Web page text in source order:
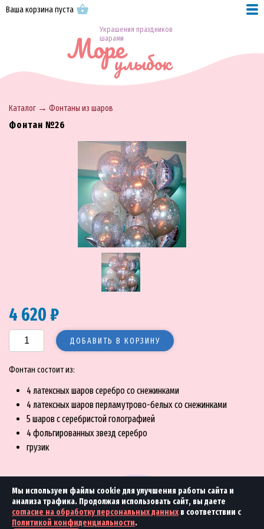
Ваша корзина пуста
Украшения праздников
шарами
Мореулыбок
Каталог → Фонтаны из шаров
Фонтан №26
4 620 ₽
ДОБАВИТЬ В КОРЗИНУ
Фонтан состоит из:
4 латексных шаров серебро со снежинками
4 латексных шаров перламутрово-белых со снежинками
5 шаров с серебристой голографией
4 фольгированных звезд серебро
грузик
Мы используем файлы cookie для улучшения работы сайта и
анализа трафика. Продолжая использовать сайт, вы даете
согласие на обработку персональных данных в соответствии с
Политикой конфиденциальности.